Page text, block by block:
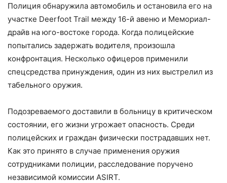
Полиция обнаружила автомобиль и остановила его на
участке Deerfoot Trail между 16-й авеню и Мемориал-
драйв на юго-востоке города. Когда полицейские
попытались задержать водителя, произошла
конфронтация. Несколько офицеров применили
спецсредства принуждения, один из них выстрелил из
табельного оружия.
Подозреваемого доставили в больницу в критическом
состоянии, его жизни угрожает опасность. Среди
полицейских и граждан физически пострадавших нет.
Как это принято в случае применения оружия
сотрудниками полиции, расследование поручено
независимой комиссии ASIRT.